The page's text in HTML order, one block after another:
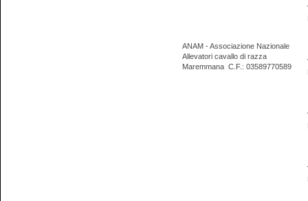
ANAM - Associazione Nazionale
Allevatori cavallo di razza
Maremmana C.F.: 03589770589